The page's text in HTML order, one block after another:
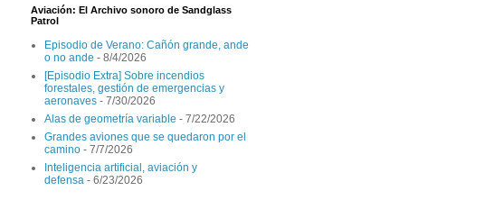
Aviación: El Archivo sonoro de Sandglass
Patrol
Episodio de Verano: Cañón grande, ande
o no ande - 8/4/2026
[Episodio Extra] Sobre incendios
forestales, gestión de emergencias y
aeronaves - 7/30/2026
Alas de geometría variable - 7/22/2026
Grandes aviones que se quedaron por el
camino - 7/7/2026
Inteligencia artificial, aviación y
defensa - 6/23/2026